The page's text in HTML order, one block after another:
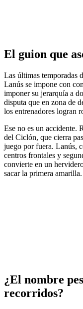
El guion que
Las últimas temporadas
Lanús se impone con
imponer su jerarquía a
disputa que en zona de
los entrenadores logran
Ese no es un accidente.
del Ciclón, que cierra
juego por fuera. Lanús,
centros frontales y
convierte en un
sacar la primera amarilla.
¿El nombre
recorridos?